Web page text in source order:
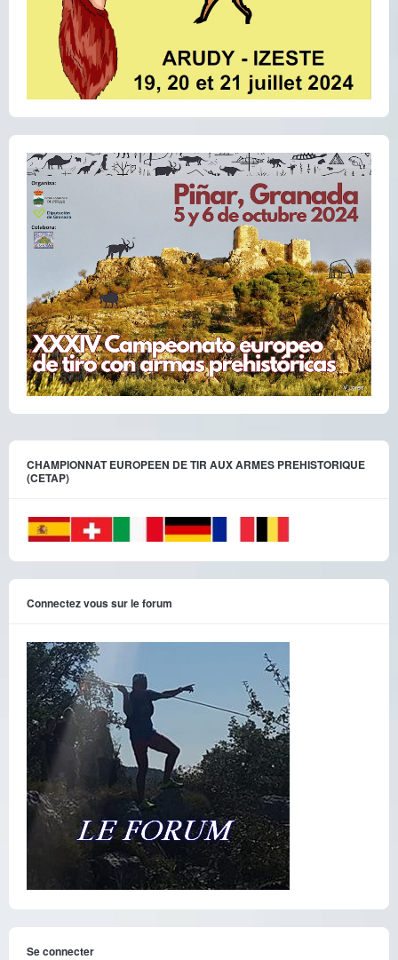
CHAMPIONNAT EUROPEEN DE TIR AUX ARMES PREHISTORIQUE
(CETAP)
Connectez vous sur le forum
Se connecter